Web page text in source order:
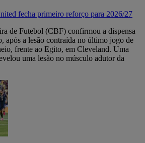
fecha primeiro reforço para 2026/27
de Futebol (CBF) confirmou a dispensa
após a lesão contraída no último jogo de
frente ao Egito, em Cleveland. Uma
uma lesão no músculo adutor da